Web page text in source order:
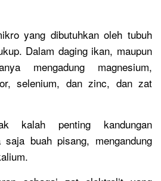
yang dibutuhkan oleh tubuh
Dalam daging ikan, maupun
mengadung magnesium,
selenium, dan zinc, dan zat
kalah penting kandungan
saja buah pisang, mengandung